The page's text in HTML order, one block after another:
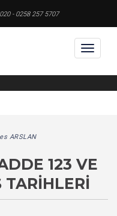
- 0258 257 5707
ARSLAN
123 VE
TARIHLERI